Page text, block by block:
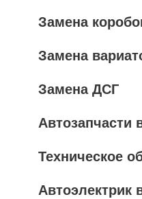
Замена
Замена
Замена ДСГ
Автозапчасти
Техническое
Автоэлектрик